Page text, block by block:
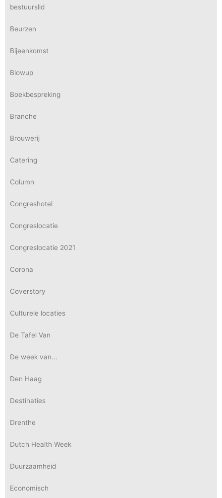
bestuurslid
Beurzen
Bijeenkomst
Blowup
Boekbespreking
Branche
Brouwerij
Catering
Column
Congreshotel
Congreslocatie
Congreslocatie 2021
Corona
Coverstory
Culturele locaties
De Tafel Van
De week van...
Den Haag
Destinaties
Drenthe
Dutch Health Week
Duurzaamheid
Economisch